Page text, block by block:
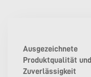
Ausgezeichnete
Produktqualität und
Zuverlässigkeit